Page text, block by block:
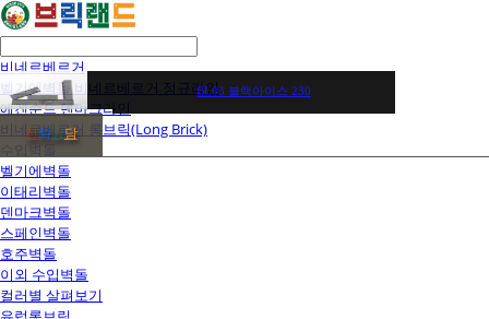
비네르베르거
벨기에벽돌 비네르베르거 정규라인
에겐순드 덴마크라인
비네르베르거 롱브릭(Long Brick)
수입벽돌
벨기에벽돌
이태리벽돌
덴마크벽돌
스페인벽돌
호주벽돌
이외 수입벽돌
컬러별 살펴보기
BL03 블랙아이스 230
전화상담